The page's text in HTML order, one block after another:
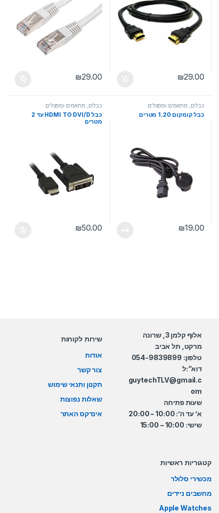
₪29.00
₪29.00
כבלים, מתאמים ומפצלים
כבל קומקום 1.20 מטרים
₪19.00
כבלים, מתאמים ומפצלים
כבל HDMI TO DVI/D עד 2
מטרים
₪50.00
אלוף קלמן 3, שרונה
מרקט, תל אביב
טלפון: 054-9839899
דוא”:ל
guytechTLV@gmail.c
om
שעות פתיחה
א’ עד ה’: 10:00 – 20:00
שישי: 10:00 – 15:00
שירות לקוחות
אודות
צור קשר
תקנון ותנאי שימוש
שאלות נפוצות
אינדקס האתר
קטגוריות ראשיות
מכשירי סלולר
מחשבים ניידים
Apple Watches